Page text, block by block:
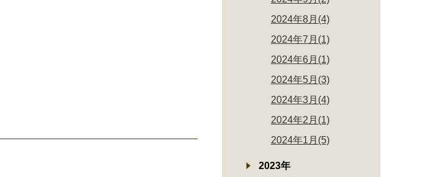
2024年8月(4)
2024年7月(1)
2024年6月(1)
2024年5月(3)
2024年3月(4)
2024年2月(1)
2024年1月(5)
2023年